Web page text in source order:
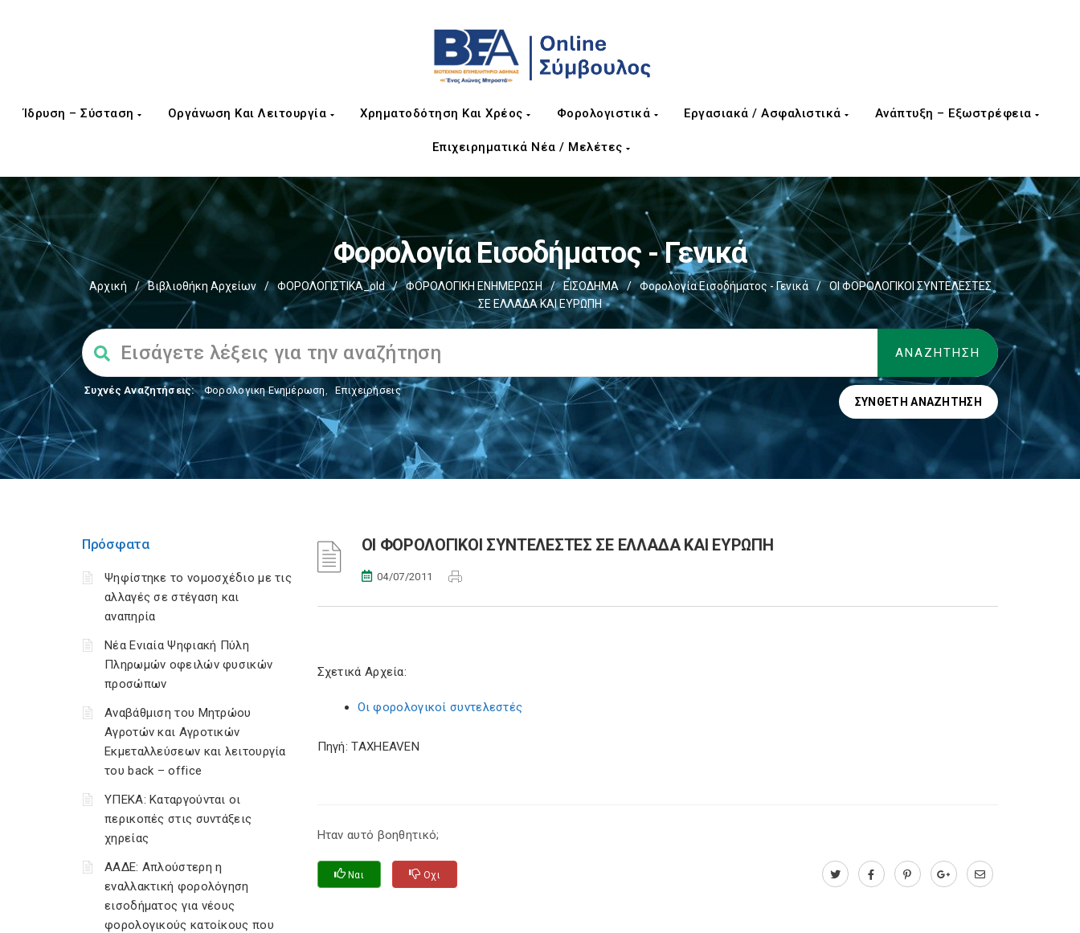
Ίδρυση – Σύσταση Οργάνωση Και Λειτουργία Χρηματοδότηση Και Χρέος Φορολογιστικά Εργασιακά / Ασφαλιστικά Ανάπτυξη – Εξωστρέφεια
Επιχειρηματικά Νέα / Μελέτες
Φορολογία Εισοδήματος - Γενικά
Αρχική / Βιβλιοθήκη Αρχείων / ΦΟΡΟΛΟΓΙΣΤΙΚΑ_old / ΦΟΡΟΛΟΓΙΚΗ ΕΝΗΜΕΡΩΣΗ / ΕΙΣΟΔΗΜΑ / Φορολογία Εισοδήματος - Γενικά /
ΟΙ ΦΟΡΟΛΟΓΙΚΟΙ ΣΥΝΤΕΛΕΣΤΕΣ
ΣΕ ΕΛΛΑΔΑ ΚΑΙ ΕΥΡΩΠΗ
Συχνές Αναζητήσεις: Φορολογικη Ενημέρωση, Επιχειρήσεις
ΣΎΝΘΕΤΗ ΑΝΑΖΉΤΗΣΗ
Πρόσφατα
Ψηφίστηκε το νομοσχέδιο με τις
αλλαγές σε στέγαση και
αναπηρία
Νέα Ενιαία Ψηφιακή Πύλη
Πληρωμών οφειλών φυσικών
προσώπων
Αναβάθμιση του Μητρώου
Αγροτών και Αγροτικών
Εκμεταλλεύσεων και λειτουργία
του back – office
ΥΠΕΚΑ: Καταργούνται οι
περικοπές στις συντάξεις
χηρείας
ΑΑΔΕ: Απλούστερη η
εναλλακτική φορολόγηση
εισοδήματος για νέους
φορολογικούς κατοίκους που
ΟΙ ΦΟΡΟΛΟΓΙΚΟΙ ΣΥΝΤΕΛΕΣΤΕΣ ΣΕ ΕΛΛΑΔΑ ΚΑΙ ΕΥΡΩΠΗ
04/07/2011
Σχετικά Αρχεία:
Οι φορολογικοί συντελεστές
Πηγή: TAXHEAVEN
Ηταν αυτό βοηθητικό;
Ναι Οχι